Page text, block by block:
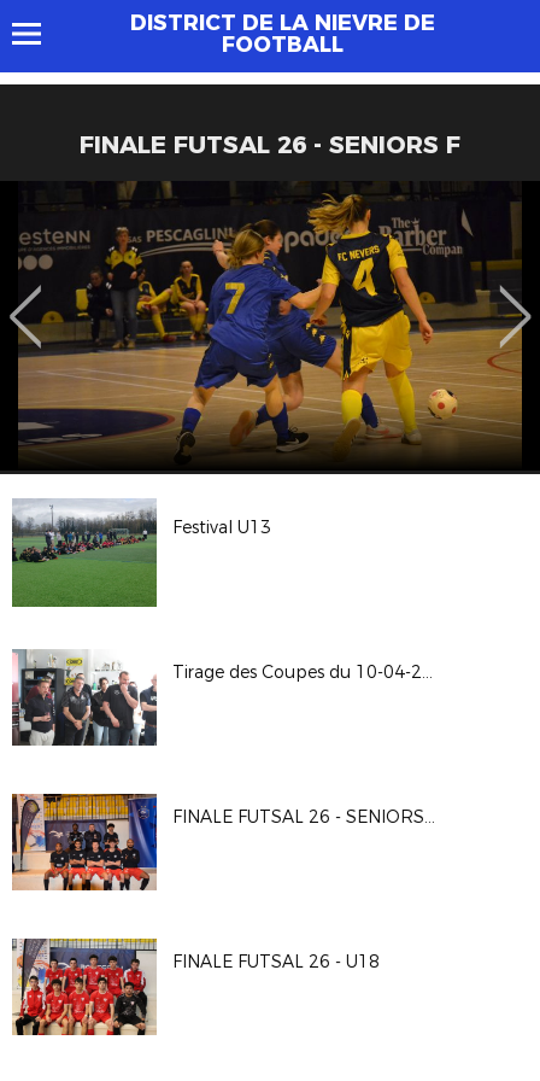
DISTRICT DE LA NIEVRE DE
FOOTBALL
FINALE FUTSAL 26 - SENIORS F
Festival U13
Tirage des Coupes du 10-04-2026
FINALE FUTSAL 26 - SENIORS G
FINALE FUTSAL 26 - U18